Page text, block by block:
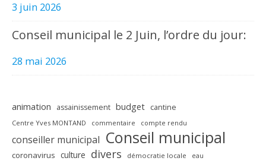
3 juin 2026
Conseil municipal le 2 Juin, l’ordre du jour:
28 mai 2026
animation assainissement budget cantine
Centre Yves MONTAND commentaire compte rendu
conseiller municipal Conseil municipal
coronavirus culture divers démocratie locale eau